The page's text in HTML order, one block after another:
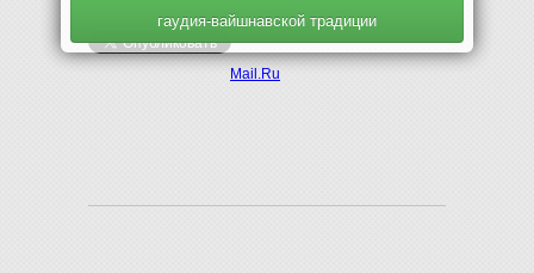
Mail.Ru
гаудия-вайшнавской традиции